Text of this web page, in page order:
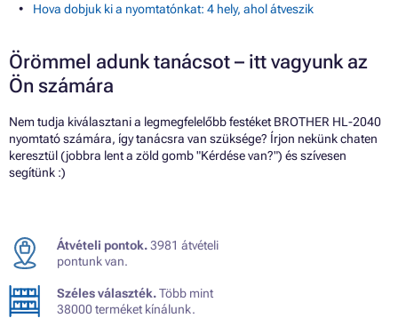
Hova dobjuk ki a nyomtatónkat: 4 hely, ahol átveszik
Örömmel adunk tanácsot – itt vagyunk az
Ön számára
Nem tudja kiválasztani a legmegfelelőbb festéket BROTHER HL-2040
nyomtató számára, így tanácsra van szüksége? Írjon nekünk chaten
keresztül (jobbra lent a zöld gomb "Kérdése van?") és szívesen
segítünk :)
Átvételi pontok.3981 átvételi
pontunk van.
Széles választék.Több mint
38000 terméket kínálunk.